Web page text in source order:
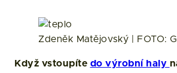
Zdeněk Matějovský | FOTO:
Když vstoupíte do výrobní haly